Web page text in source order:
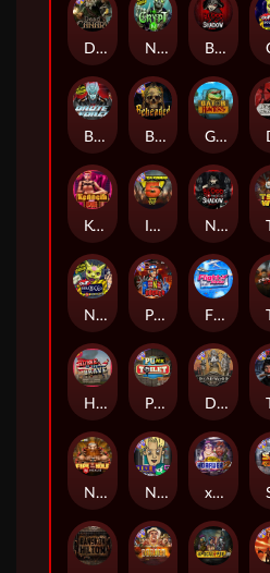
Nexus Blood & Shadow
Nexus Fire In The Hole xBomb
Brute Force
Home of the Brave
Blood & Shadow
Punk Rocker 2
Deadwood R.I.P
Beheaded
Nexus Outsourced
Nexus The Crypt
Gator Hunters
Kenneth Must Die
xWays Hoarder 2
Nine To Five
Flight Mode
Punk Toilet
Infectious 5 xWays
Dead Canary